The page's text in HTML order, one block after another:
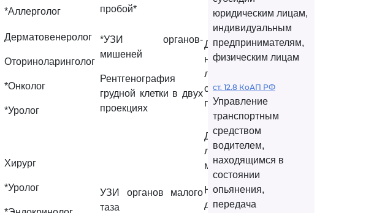
*Аллерголог
пробой*
Дерматовенеролог
Оториноларинголог
*Онколог
*Уролог
*УЗИ органов-
мишеней
Рентгенография
грудной клетки в двух
проекциях
Доброкачественные
новообразования
любой локализации,
склонные к
перерождению.
Хирург
*Уролог
УЗИ органов малого
таза
Дисплазия и
лейкоплакия шейки
матки.
Новообразования
доброкачественные и
юридическим лицам,
индивидуальным
предпринимателям,
физическим лицам
ст. 12.8 КоАП РФ
Управление
транспортным
средством
водителем,
находящимся в
состоянии
опьянения,
передача